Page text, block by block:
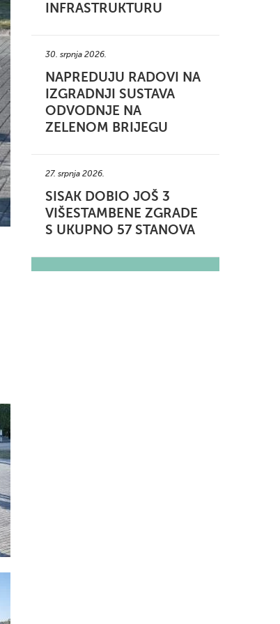
INFRASTRUKTURU
30. srpnja 2026.
NAPREDUJU RADOVI NA
IZGRADNJI SUSTAVA
ODVODNJE NA
ZELENOM BRIJEGU
27. srpnja 2026.
SISAK DOBIO JOŠ 3
VIŠESTAMBENE ZGRADE
S UKUPNO 57 STANOVA